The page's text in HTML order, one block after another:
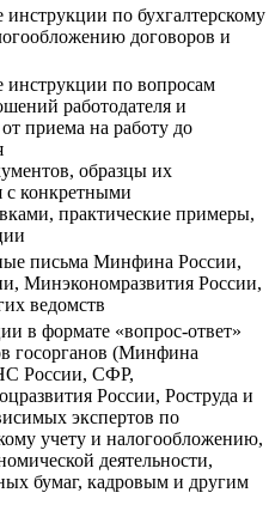
по бухгалтерскому
договоров и
по вопросам
работодателя и
приема на работу до
образцы их
с конкретными
практические примеры,
письма Минфина России,
Минэкономразвития России,
ведомств
в формате «вопрос-ответ»
госорганов (Минфина
России, СФР,
России, Роструда и
экспертов по
учету и налогообложению,
деятельности,
бумаг, кадровым и другим